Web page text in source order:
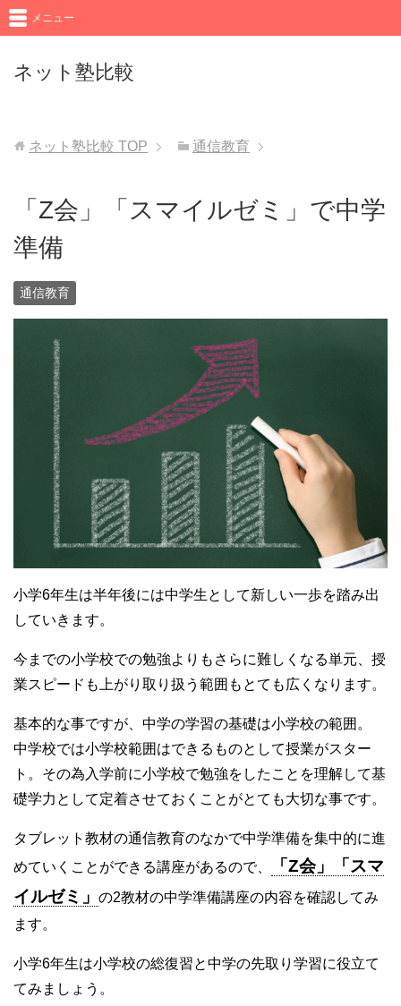
ネット塾比較
メニュー
ネット塾比較 TOP 通信教育
「Z会」「スマイルゼミ」で中学
準備
通信教育
小学6年生は半年後には中学生として新しい一歩を踏み出
していきます。
今までの小学校での勉強よりもさらに難しくなる単元、授
業スピードも上がり取り扱う範囲もとても広くなります。
基本的な事ですが、中学の学習の基礎は小学校の範囲。
中学校では小学校範囲はできるものとして授業がスター
ト。その為入学前に小学校で勉強をしたことを理解して基
礎学力として定着させておくことがとても大切な事です。
タブレット教材の通信教育のなかで中学準備を集中的に進
めていくことができる講座があるので、
「Z会」「スマ
イルゼミ」 の2教材の中学準備講座の内容を確認してみ
ます。
小学6年生は小学校の総復習と中学の先取り学習に役立て
てみましょう。